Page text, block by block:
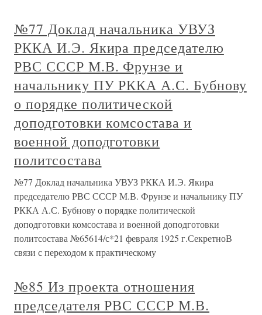
№77 Доклад начальника УВУЗ
РККА И.Э. Якира председателю
РВС СССР М.В. Фрунзе и
начальнику ПУ РККА А.С. Бубнову
о порядке политической
доподготовки комсостава и
военной доподготовки
политсостава
№77 Доклад начальника УВУЗ РККА И.Э. Якира
председателю РВС СССР М.В. Фрунзе и начальнику ПУ
РККА А.С. Бубнову о порядке политической
доподготовки комсостава и военной доподготовки
политсостава №65614/с*21 февраля 1925 г.СекретноВ
связи с переходом к практическому
№85 Из проекта отношения
председателя РВС СССР М.В.